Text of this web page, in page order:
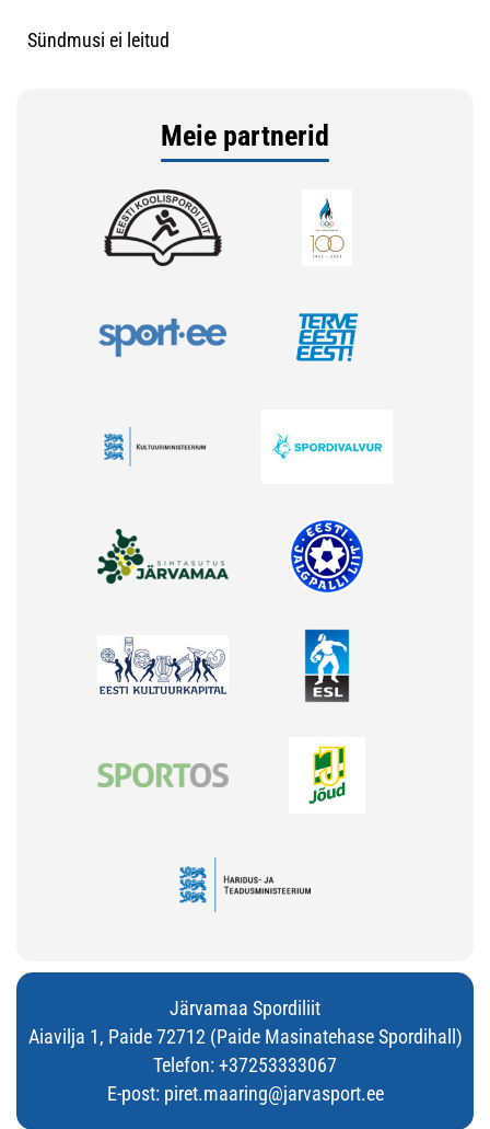
Sündmusi ei leitud
Meie partnerid
Järvamaa Spordiliit
Aiavilja 1, Paide 72712 (Paide Masinatehase Spordihall)
Telefon: +37253333067
E-post: piret.maaring@jarvasport.ee